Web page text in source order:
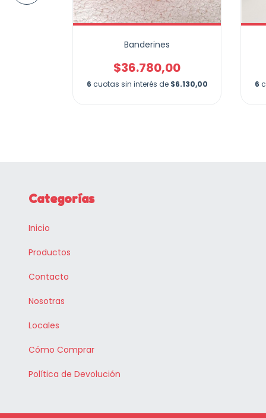
Banderines
$36.780,00
6 cuotas sin interés de $6.130,00 6
Categorías
Inicio
Productos
Contacto
Nosotras
Locales
Cómo Comprar
Política de Devolución